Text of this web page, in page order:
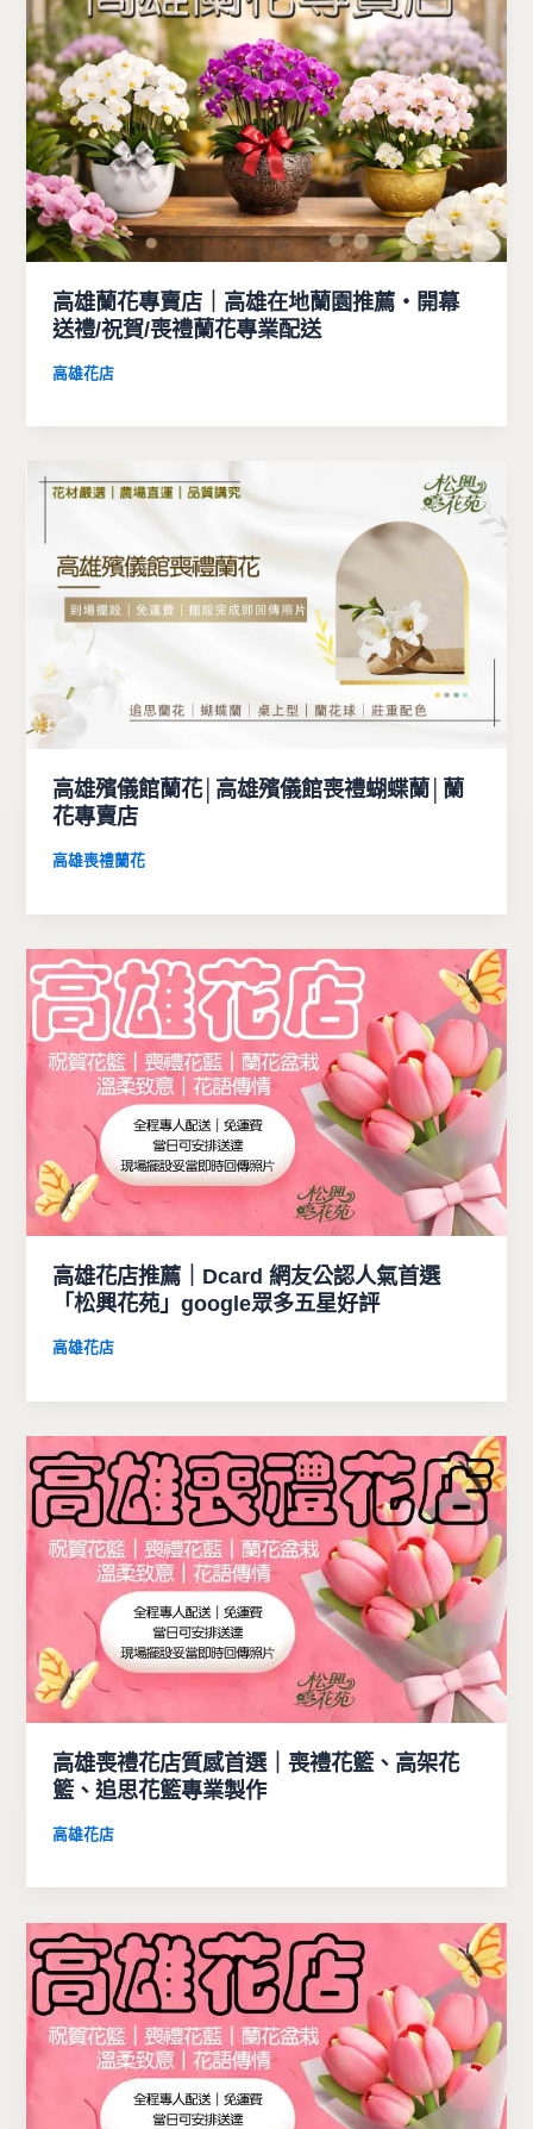
高雄蘭花專賣店｜高雄在地蘭園推薦・開幕
送禮/祝賀/喪禮蘭花專業配送
高雄花店
高雄殯儀館蘭花│高雄殯儀館喪禮蝴蝶蘭│蘭
花專賣店
高雄喪禮蘭花
高雄花店推薦｜Dcard 網友公認人氣首選
「松興花苑」google眾多五星好評
高雄花店
高雄喪禮花店質感首選｜喪禮花籃、高架花
籃、追思花籃專業製作
高雄花店